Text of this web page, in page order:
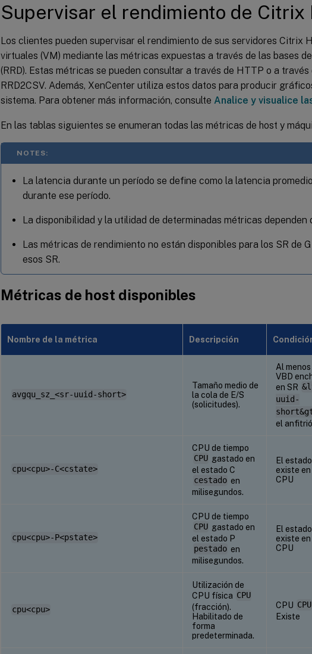
Supervisar el rendimiento de Citrix
Los clientes pueden supervisar el rendimiento de sus servidores Citrix
virtuales (VM) mediante las métricas expuestas a través de las bases
(RRD). Estas métricas se pueden consultar a través de HTTP o a
RRD2CSV. Además, XenCenter utiliza estos datos para producir
sistema. Para obtener más información, consulte Analice y visualice
En las tablas siguientes se enumeran todas las métricas de host y
NOTES:
La latencia durante un período se define como la latencia
durante ese período.
La disponibilidad y la utilidad de determinadas métricas dependen
Las métricas de rendimiento no están disponibles para los SR de
esos SR.
Métricas de host disponibles
Nombre de la métrica Descripción
avgqu_sz_<sr-uuid-short>
Tamaño medio de
la cola de E/S
(solicitudes).
Al menos
VBD
en SR
uuid-
el
cpu<cpu>-C<cstate>
CPU de tiempo
CPU gastado en
el estado C
cestado en
milisegundos.
El
existe en
CPU
cpu<cpu>-P<pstate>
CPU de tiempo
CPU gastado en
el estado P
pestado en
milisegundos.
El
existe en
CPU
cpu<cpu>
Utilización de
CPU física CPU
(fracción).
Habilitado de
forma
predeterminada.
CPU CPU
Existe